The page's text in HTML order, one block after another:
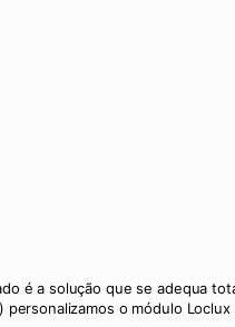
é a solução que se adequa
personalizamos o módulo